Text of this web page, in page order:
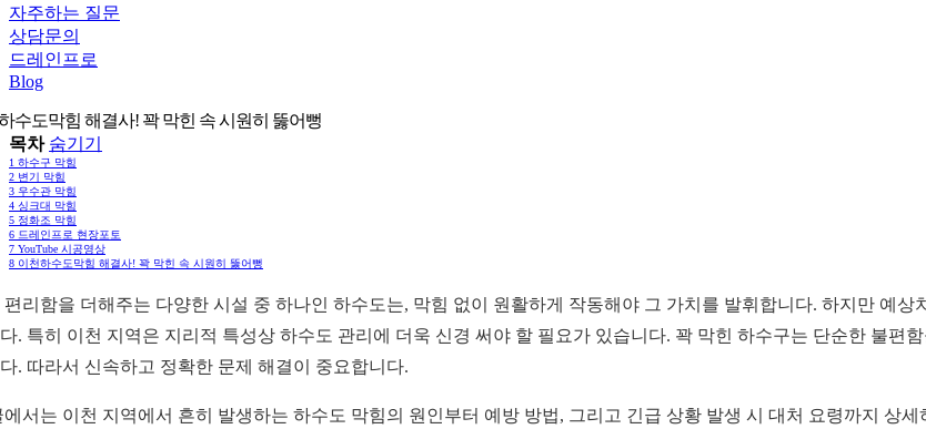
자주하는 질문
상담문의
드레인프로
Blog
수도막힘 해결사! 꽉 막힌 속 시원히 뚫어뻥
목차 숨기기
1 하수구 막힘
2 변기 막힘
3 우수관 막힘
4 싱크대 막힘
5 정화조 막힘
6 드레인프로 현장포토
7 YouTube 시공영상
8 이천하수도막힘 해결사! 꽉 막힌 속 시원히 뚫어뻥
편리함을 더해주는 다양한 시설 중 하나인 하수도는, 막힘 없이 원활하게 작동해야 그 가치를 발휘합니다. 하지만 예
. 특히 이천 지역은 지리적 특성상 하수도 관리에 더욱 신경 써야 할 필요가 있습니다. 꽉 막힌 하수구는 단순한 불편
. 따라서 신속하고 정확한 문제 해결이 중요합니다.
에서는 이천 지역에서 흔히 발생하는 하수도 막힘의 원인부터 예방 방법, 그리고 긴급 상황 발생 시 대처 요령까지 상